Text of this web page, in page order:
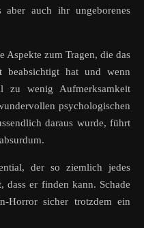
aber auch ihr ungeborenes
Aspekte zum Tragen, die das
hat und wenn
zu wenig Aufmerksamkeit
psychologischen
daraus wurde, führt
der so ziemlich jedes
er finden kann. Schade
Horror sicher trotzdem ein